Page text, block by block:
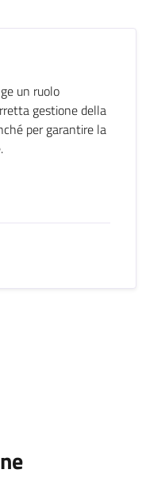
un ruolo
gestione della
per garantire la